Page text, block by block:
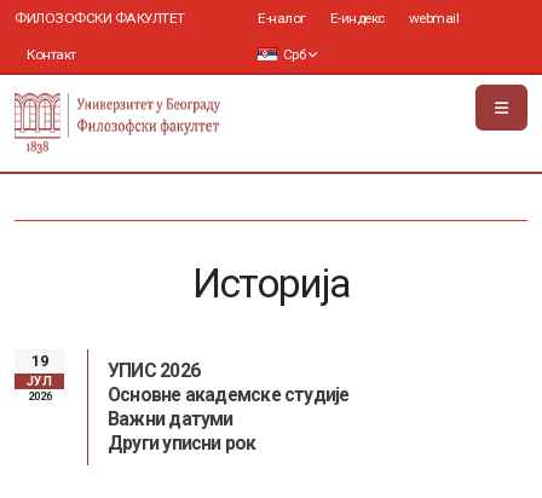
ФИЛОЗОФСКИ ФАКУЛТЕТ
Контакт
Е-налог Е-индекс webmail
Срб
Историја
19
ЈУЛ
2026
УПИС 2026
Основне академске студије
Важни датуми
Други уписни рок